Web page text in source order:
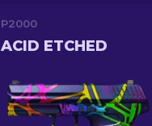
P2000
ACID ETCHED